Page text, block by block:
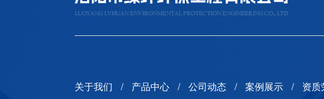
关于我们 产品中心 公司动态 案例展示 资质